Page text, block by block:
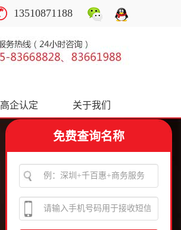
13510871188
高企认定 关于我们
免费查询名称